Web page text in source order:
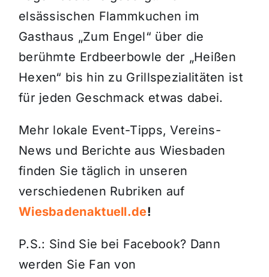
elsässischen Flammkuchen im
Gasthaus „Zum Engel“ über die
berühmte Erdbeerbowle der „Heißen
Hexen“ bis hin zu Grillspezialitäten ist
für jeden Geschmack etwas dabei.
Mehr lokale Event-Tipps, Vereins-
News und Berichte aus Wiesbaden
finden Sie täglich in unseren
verschiedenen Rubriken auf
Wiesbadenaktuell.de!
P.S.: Sind Sie bei Facebook? Dann
werden Sie Fan von